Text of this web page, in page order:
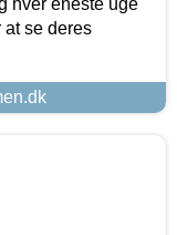
at se deres